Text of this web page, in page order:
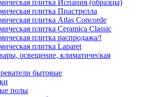
плитка Испания (образцы)
плитка Пиастрелла
плитка Atlas Concorde
плитка Ceramica Classic
плитка распродажа/!
плитка Laparet
освещение, климатическая
бытовые
полы